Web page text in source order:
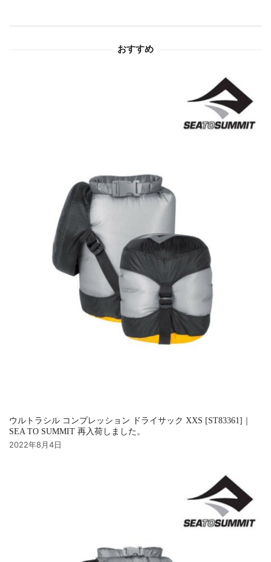
おすすめ
ウルトラシル コンプレッション ドライサック XXS [ST83361]｜
SEA TO SUMMIT 再入荷しました。
2022年8月4日